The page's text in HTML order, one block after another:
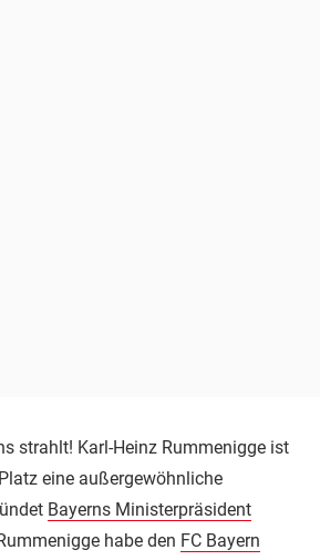
strahlt! Karl-Heinz Rummenigge ist
eine außergewöhnliche
Bayerns Ministerpräsident
habe den FC Bayern